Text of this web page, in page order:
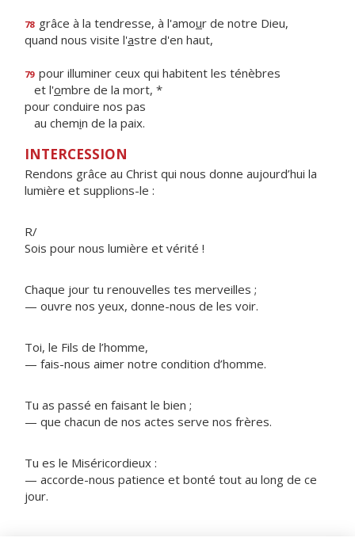
78 grâce à la tendresse, à l'amour de notre Dieu,
quand nous visite l'astre d'en haut,
79 pour illuminer ceux qui habitent les ténèbres
et l'ombre de la mort, *
pour conduire nos pas
au chemin de la paix.
INTERCESSION
Rendons grâce au Christ qui nous donne aujourd’hui la
lumière et supplions-le :
R/
Sois pour nous lumière et vérité !
Chaque jour tu renouvelles tes merveilles ;
— ouvre nos yeux, donne-nous de les voir.
Toi, le Fils de l’homme,
— fais-nous aimer notre condition d’homme.
Tu as passé en faisant le bien ;
— que chacun de nos actes serve nos frères.
Tu es le Miséricordieux :
— accorde-nous patience et bonté tout au long de ce
jour.